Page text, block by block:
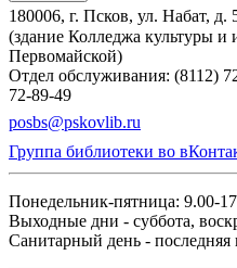
180006, г. Псков, ул. Набат, д.
(здание Колледжа культуры и
Первомайской)
Отдел обслуживания: (8112)
72-89-49
posbs@pskovlib.ru
Группа библиотеки во
Понедельник-пятница: 9.00-
Выходные дни - суббота,
Санитарный день - последняя